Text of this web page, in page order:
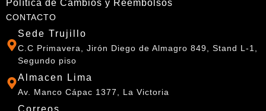
Política de Cambios y Reembolsos
CONTACTO
Sede Trujillo
C.C Primavera, Jirón Diego de Almagro 849, Stand L-1,
Segundo piso
Almacen Lima
Av. Manco Cápac 1377, La Victoria